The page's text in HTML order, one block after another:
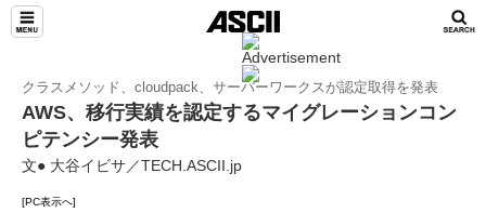
クラスメソッド、cloudpack、サーバーワークスが認定取得を発表
AWS、移行実績を認定するマイグレーションコン
ピテンシー発表
文● 大谷イビサ／TECH.ASCII.jp
[PC表示へ]